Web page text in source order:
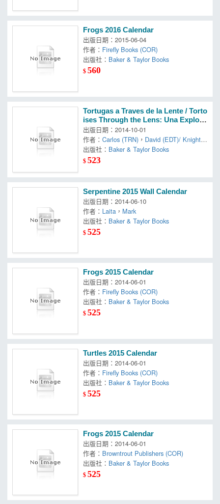
Frogs 2016 Calendar
出版日期：2015-06-04
作者： Firefly Books (COR)
出版社： Baker & Taylor Books
$560
Tortugas a Traves de la Lente / Torto
ises Through the Lens: Una Explora
cion Visual De Un Icono Del Desiert
o De Majave
出版日期：2014-10-01
作者：Carlos (TRN) ， David (EDT)/ Knighte
n，Lamfrom，Rana (EDT)/ Nagel
出版社： Baker & Taylor Books
$523
Serpentine 2015 Wall Calendar
出版日期：2014-06-10
作者： Laita ， Mark
出版社： Baker & Taylor Books
$525
Frogs 2015 Calendar
出版日期：2014-06-01
作者： Firefly Books (COR)
出版社： Baker & Taylor Books
$525
Turtles 2015 Calendar
出版日期：2014-06-01
作者： Firefly Books (COR)
出版社： Baker & Taylor Books
$525
Frogs 2015 Calendar
出版日期：2014-06-01
作者： Browntrout Publishers (COR)
出版社： Baker & Taylor Books
$525